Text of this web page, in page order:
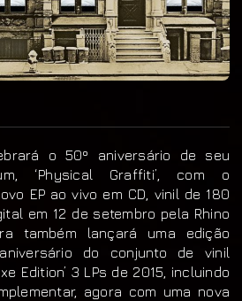
o 50º aniversário de seu
‘Physical Graffiti’, com o
EP ao vivo em CD, vinil de 180
em 12 de setembro pela Rhino
também lançará uma edição
do conjunto de vinil
Edition’ 3 LPs de 2015, incluindo
agora com uma nova